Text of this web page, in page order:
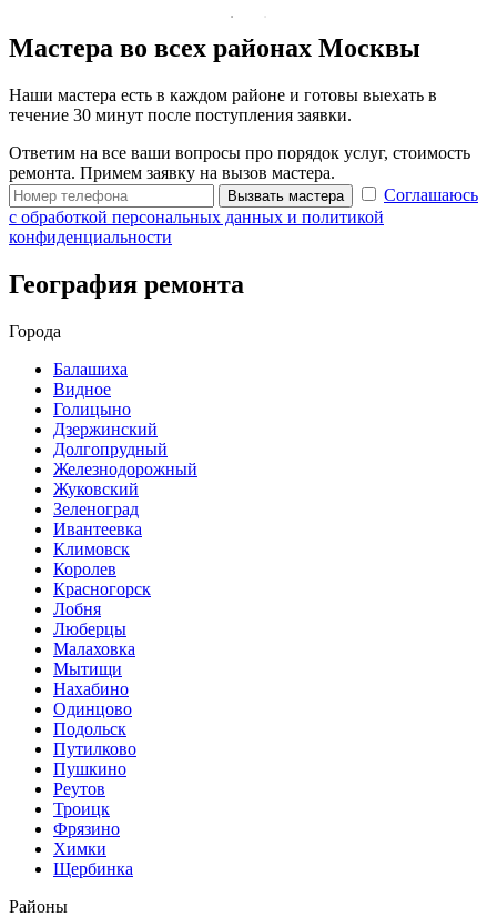
Мастера во всех районах Москвы
Наши мастера есть в каждом районе и готовы выехать в
течение 30 минут после поступления заявки.
Ответим на все ваши вопросы про порядок услуг, стоимость
ремонта. Примем заявку на вызов мастера.
Вызвать мастера
Соглашаюсь
с обработкой персональных данных и политикой
конфиденциальности
География ремонта
Города
Балашиха
Видное
Голицыно
Дзержинский
Долгопрудный
Железнодорожный
Жуковский
Зеленоград
Ивантеевка
Климовск
Королев
Красногорск
Лобня
Люберцы
Малаховка
Мытищи
Нахабино
Одинцово
Подольск
Путилково
Пушкино
Реутов
Троицк
Фрязино
Химки
Щербинка
Районы